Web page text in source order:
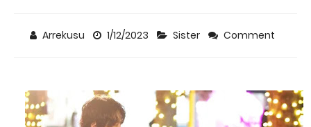
Arrekusu 1/12/2023 Sister Comment